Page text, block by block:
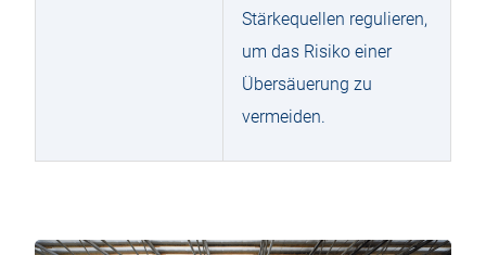
Stärkequellen regulieren,
um das Risiko einer
Übersäuerung zu
vermeiden.